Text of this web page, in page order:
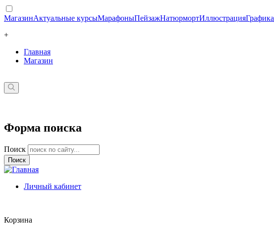
МагазинАктуальные курсыМарафоныПейзажНатюрмортИллюстрацияГрафика
+
Главная
Магазин
Форма поиска
Поиск
Личный кабинет
Корзина